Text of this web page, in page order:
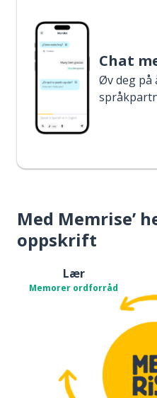
Chat
Øv deg på
Med Memrise’
oppskrift
Lær
Memorer ordforråd